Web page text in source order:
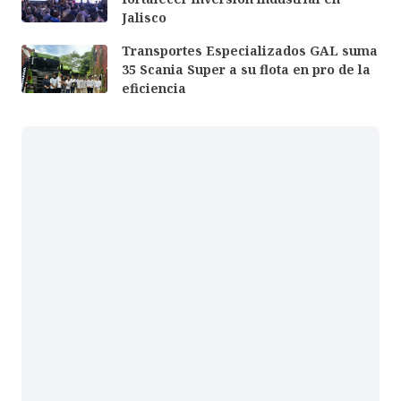
Jalisco
Transportes Especializados GAL suma
35 Scania Super a su flota en pro de la
eficiencia